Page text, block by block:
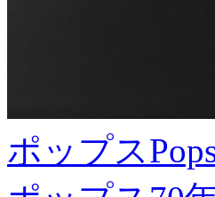
ポップス